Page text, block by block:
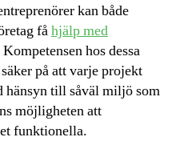
kan både
fåhjälp med
Kompetensen hos dessa
på att varje projekt
hänsyn till såväl miljö som
möjligheten att
funktionella.